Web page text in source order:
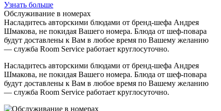
Узнать больше
Обслуживание в номерах
Насладитесь авторскими блюдами от бренд-шефа Андрея
Шмакова, не покидая Вашего номера. Блюда от шеф-повара
будут доставлены к Вам в любое время по Вашему желанию
— служба Room Service работает круглосуточно.
Насладитесь авторскими блюдами от бренд-шефа Андрея
Шмакова, не покидая Вашего номера. Блюда от шеф-повара
будут доставлены к Вам в любое время по Вашему желанию
— служба Room Service работает круглосуточно.